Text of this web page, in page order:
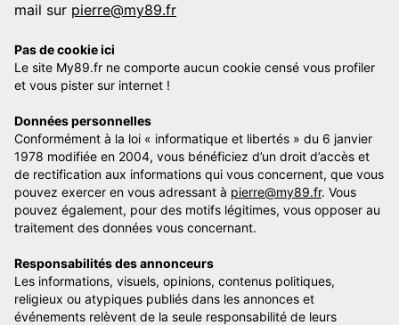
mail sur pierre@my89.fr
Pas de cookie ici
Le site My89.fr ne comporte aucun cookie censé vous profiler
et vous pister sur internet !
Données personnelles
Conformément à la loi « informatique et libertés » du 6 janvier
1978 modifiée en 2004, vous bénéficiez d’un droit d’accès et
de rectification aux informations qui vous concernent, que vous
pouvez exercer en vous adressant à pierre@my89.fr. Vous
pouvez également, pour des motifs légitimes, vous opposer au
traitement des données vous concernant.
Responsabilités des annonceurs
Les informations, visuels, opinions, contenus politiques,
religieux ou atypiques publiés dans les annonces et
événements relèvent de la seule responsabilité de leurs